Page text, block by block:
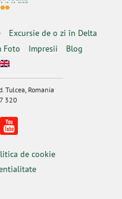
Excursie de o zi în Delta
Foto Impresii
Blog
Tulcea, Romania
320
de cookie